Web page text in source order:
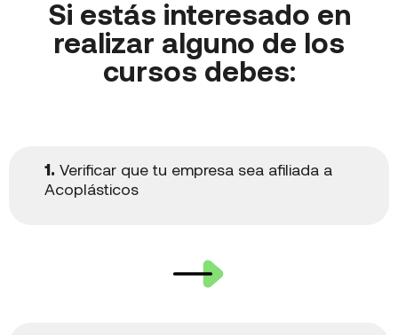
Si estás interesado en
realizar alguno de los
cursos debes:
1. Verificar que tu empresa sea afiliada a
Acoplásticos